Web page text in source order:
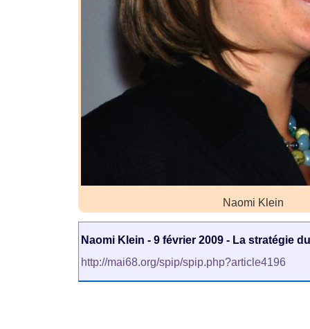
Naomi Klein
Naomi Klein - 9 février 2009 - La stratégie
http://mai68.org/spip/spip.php?article4196